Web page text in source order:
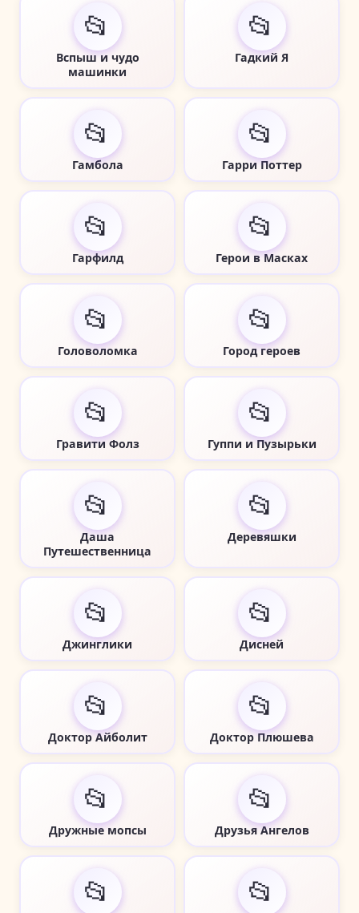
📂
Вспыш и чудо
машинки
📂
Гадкий Я
📂
Гамбола
📂
Гарри Поттер
📂
Гарфилд
📂
Герои в Масках
📂
Головоломка
📂
Город героев
📂
Гравити Фолз
📂
Гуппи и Пузырьки
📂
Даша
Путешественница
📂
Деревяшки
📂
Джинглики
📂
Дисней
📂
Доктор Айболит
📂
Доктор Плюшева
📂
Дружные мопсы
📂
Друзья Ангелов
📂 📂